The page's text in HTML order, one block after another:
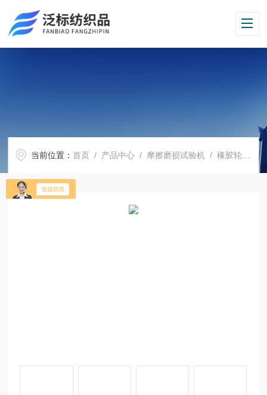
当前位置：首页 / 产品中心 / 摩擦磨损试验机 /橡胶轮磨粒磨损试验机